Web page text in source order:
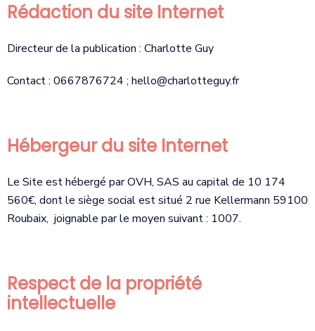
Rédaction du site Internet
Directeur de la publication : Charlotte Guy
Contact : 0667876724 ; hello@charlotteguy.fr
Hébergeur du site Internet
Le Site est hébergé par OVH, SAS au capital de 10 174
560€, dont le siège social est situé 2 rue Kellermann 59100
Roubaix, joignable par le moyen suivant : 1007.
Respect de la propriété
intellectuelle